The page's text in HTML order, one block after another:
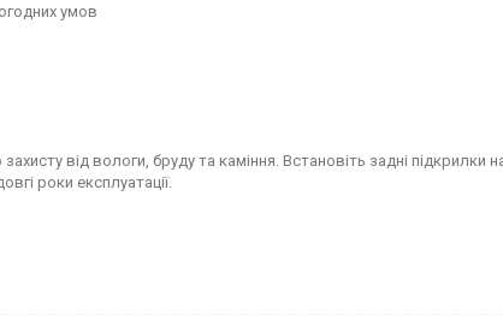
умов
від вологи, бруду та каміння. Встановіть задні підкрилки
роки експлуатації.